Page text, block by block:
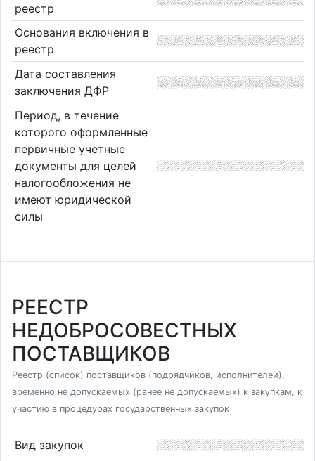
реестр
Основания включения в
реестр
Дата составления
заключения ДФР
Период, в течение
которого оформленные
первичные учетные
документы для целей
налогообложения не
имеют юридической
силы
РЕЕСТР
НЕДОБРОСОВЕСТНЫХ
ПОСТАВЩИКОВ
Реестр (список) поставщиков (подрядчиков, исполнителей),
временно не допускаемых (ранее не допускаемых) к закупкам, к
участию в процедурах государственных закупок
Вид закупок